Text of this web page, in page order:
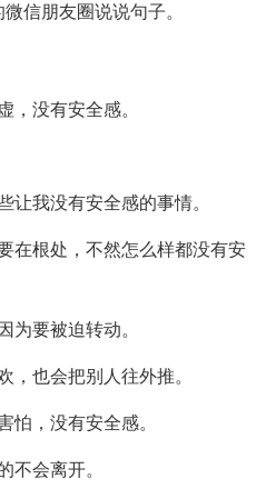
信朋友圈说说句子。
，没有安全感。
让我没有安全感的事情。
在根处，不然怎么样都没有安
为要被迫转动。
，也会把别人往外推。
怕，没有安全感。
不会离开。